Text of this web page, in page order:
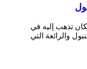
تذهب إليه في
والرائعة التي